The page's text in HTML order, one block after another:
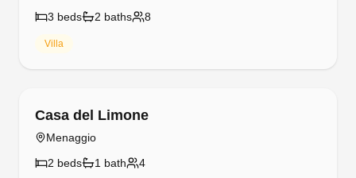
3 beds 2 baths 8
Villa
Casa del Limone
Menaggio
2 beds 1 bath 4